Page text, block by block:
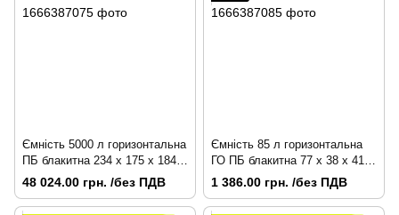
Ємність 5000 л горизонтальна
ПБ блакитна 234 x 175 x 184
см
48 024.00 грн. /без ПДВ
Ємність 85 л горизонтальна
ГО ПБ блакитна 77 х 38 х 41
см
1 386.00 грн. /без ПДВ